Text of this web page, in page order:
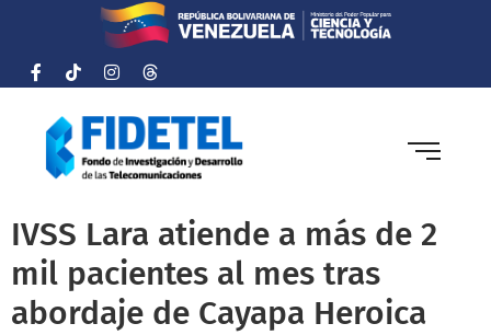
IVSS Lara atiende a más de 2
mil pacientes al mes tras
abordaje de Cayapa Heroica